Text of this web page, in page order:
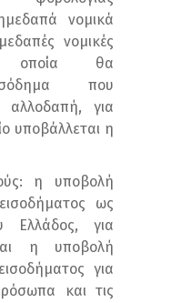
νομικά
νομικές
οποία θα
που
για
υποβάλλεται η
η υποβολή
ως
Ελλάδος, για
η υποβολή
για
και τις